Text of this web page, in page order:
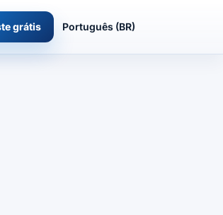
grátis Português (BR)